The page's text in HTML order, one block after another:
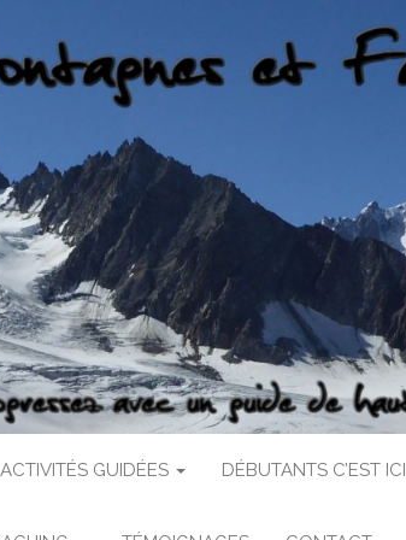
ACTIVITÉS GUIDÉES DÉBUTANTS C’EST ICI